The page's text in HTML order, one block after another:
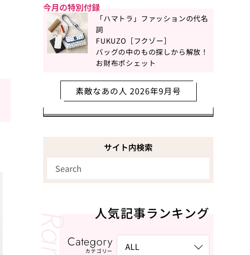
今月の特別付録
「ハマトラ」ファッションの代名
詞
FUKUZO［フクゾー］
バッグの中のもの探しから解放！
お財布ポシェット
素敵なあの人 2026年9月号
サイト内検索
人気記事ランキング
Category
カテゴリー